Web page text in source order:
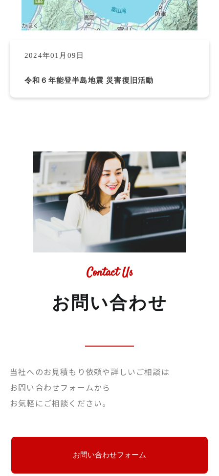
2024年01月09日
令和６年能登半島地震 災害復旧活動
Contact Us
お問い合わせ
当社へのお見積もり依頼や詳しいご相談は
お問い合わせフォームから
お気軽にご相談ください。
お問い合わせフォーム